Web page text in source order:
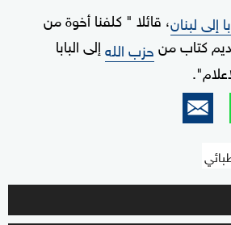
إلى لبنان، قائلا " كلفنا أخوة من
كتاب منحزب اللهإلى البابا